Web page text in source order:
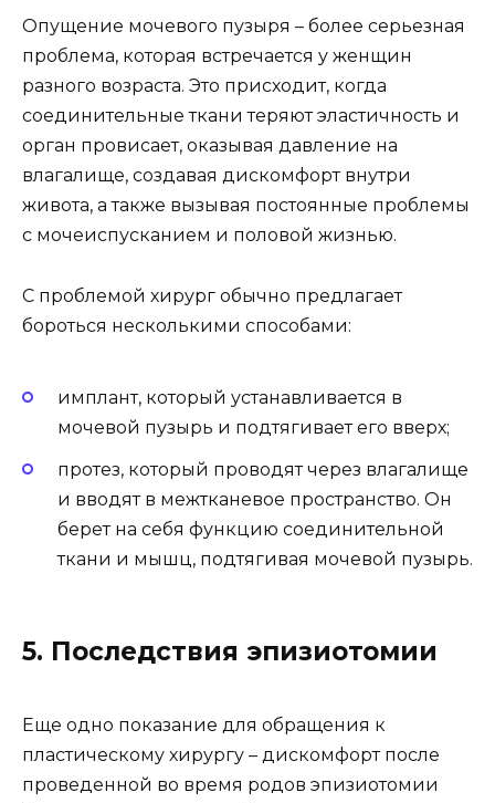
Опущение мочевого пузыря – более серьезная
проблема, которая встречается у женщин
разного возраста. Это присходит, когда
соединительные ткани теряют эластичность и
орган провисает, оказывая давление на
влагалище, создавая дискомфорт внутри
живота, а также вызывая постоянные проблемы
с мочеиспусканием и половой жизнью.
С проблемой хирург обычно предлагает
бороться несколькими способами:
имплант, который устанавливается в
мочевой пузырь и подтягивает его вверх;
протез, который проводят через влагалище
и вводят в межтканевое пространство. Он
берет на себя функцию соединительной
ткани и мышц, подтягивая мочевой пузырь.
5. Последствия эпизиотомии
Еще одно показание для обращения к
пластическому хирургу – дискомфорт после
проведенной во время родов эпизиотомии